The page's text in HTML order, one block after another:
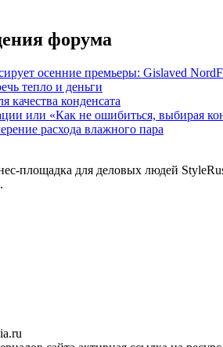
форума
осенние премьеры: Gislaved
тепло и деньги
качества конденсата
или «Как не ошибиться, выбирая
расхода влажного пара
площадка для деловых людей